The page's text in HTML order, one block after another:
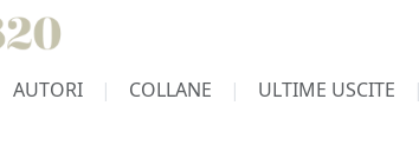
AUTORI COLLANE ULTIME USCITE